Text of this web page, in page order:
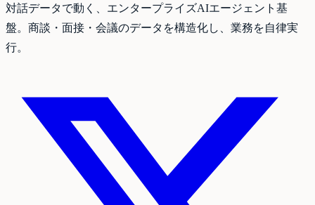
対話データで動く、エンタープライズAIエージェント基
盤。商談・面接・会議のデータを構造化し、業務を自律実
行。